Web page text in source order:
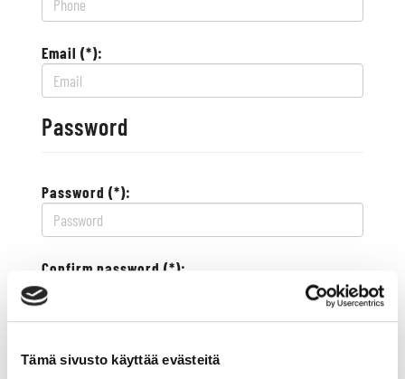
Tämä sivusto käyttää evästeitä
Email (*):
Password
Password (*):
Confirm password (*):